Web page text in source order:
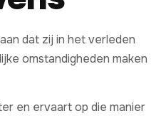
dat zij in het verleden
omstandigheden maken
en ervaart op die manier